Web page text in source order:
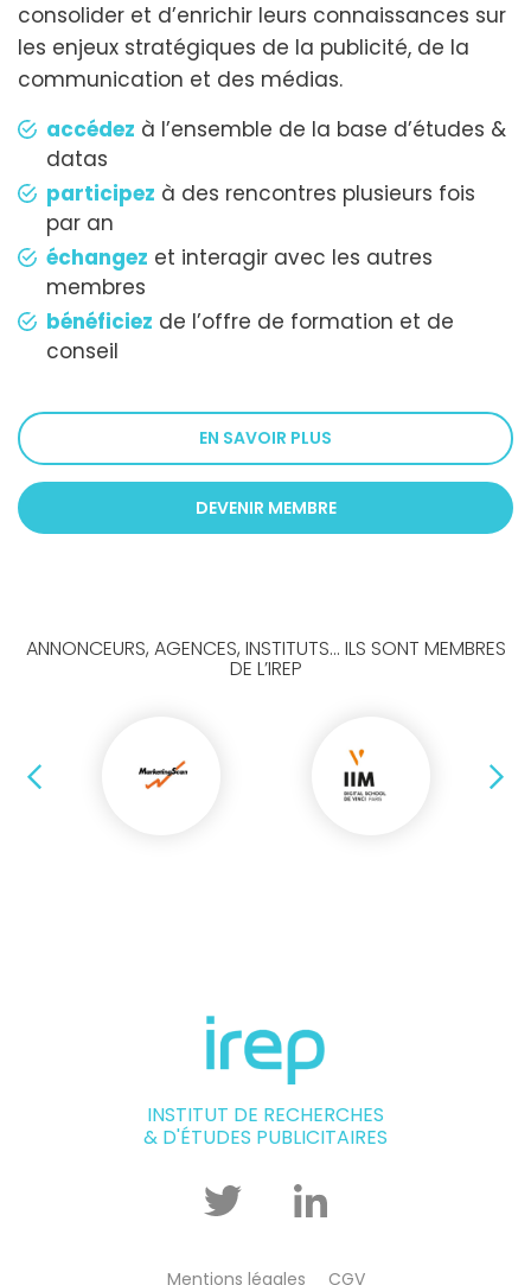
consolider et d’enrichir leurs connaissances sur
les enjeux stratégiques de la publicité, de la
communication et des médias.
accédez à l’ensemble de la base d’études &
datas
participez à des rencontres plusieurs fois
par an
échangez et interagir avec les autres
membres
bénéficiez de l’offre de formation et de
conseil
EN SAVOIR PLUS
DEVENIR MEMBRE
ANNONCEURS, AGENCES, INSTITUTS... ILS SONT MEMBRES
DE L’IREP
Précédent
INSTITUT DE RECHERCHES
& D'ÉTUDES PUBLICITAIRES
Twitter Linkedin
Mentions légales CGV